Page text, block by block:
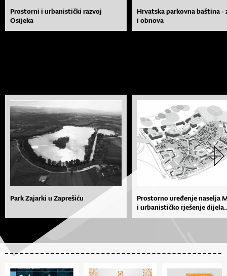
Prostorni i urbanistički razvoj
Osijeka
Hrvatska parkovna baština -
i obnova
Park Zajarki u Zaprešiću
Prostorno uređenje naselja
i urbanističko rješenje